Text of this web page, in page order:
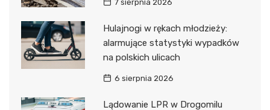
7 sierpnia 2026
Hulajnogi w rękach młodzieży:
alarmujące statystyki wypadków
na polskich ulicach
6 sierpnia 2026
Lądowanie LPR w Drogomilu